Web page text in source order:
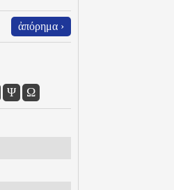
ἀπόρημα ›
Ψ Ω